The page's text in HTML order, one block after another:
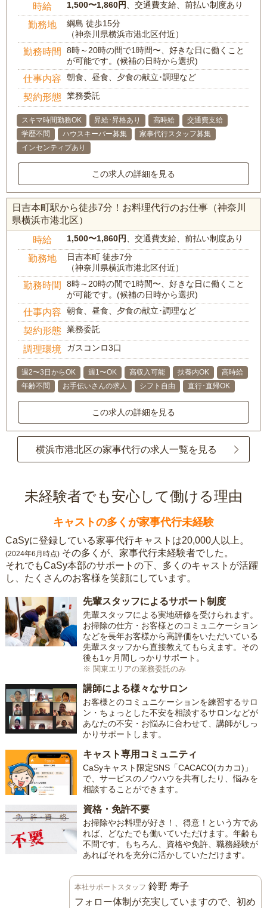
時給 1,500〜1,860円 、交通費支給、前払い制度あり
勤務地
綱島 徒歩15分
（神奈川県横浜市港北区付近）
勤務時間
8時～20時の間で1時間〜、好きな日に働くこと
が可能です。(候補の日時から選択)
仕事内容 朝食、昼食、夕食の献立･調理など
契約形態 業務委託
スキマ時間勤務OK 昇給･昇格あり 高時給
交通費支給
学歴不問
ハウスキーパー募集
家事代行スタッフ募集
インセンティブあり
この求人の詳細を見る
日吉本町駅から徒歩7分！お料理代行のお仕事（神奈川
県横浜市港北区）
時給 1,500〜1,860円 、交通費支給、前払い制度あり
勤務地
日吉本町 徒歩7分
（神奈川県横浜市港北区付近）
勤務時間
8時～20時の間で1時間〜、好きな日に働くこと
が可能です。(候補の日時から選択)
仕事内容 朝食、昼食、夕食の献立･調理など
契約形態 業務委託
調理環境 ガスコンロ3口
週2〜3日からOK 週1〜OK 高収入可能 扶養内OK
高時給
年齢不問
お手伝いさんの求人 シフト自由 直行･直帰OK
この求人の詳細を見る
横浜市港北区の家事代行の求人一覧を見る
未経験者でも安心して働ける理由
キャストの多くが家事代行未経験
CaSyに登録している家事代行キャストは20,000人以上。
(2024年6月時点) その多くが、家事代行未経験者でした。
それでもCaSy本部のサポートの下、多くのキャストが活躍
し、たくさんのお客様を笑顔にしています。
先輩スタッフによるサポート制度
先輩スタッフによる実地研修を受けられます。
お掃除の仕方・お客様とのコミュニケーション
などを長年お客様から高評価をいただいている
先輩スタッフから直接教えてもらえます。その
後も1ヶ月間しっかりサポート。
※ 関東エリアの業務委託のみ
講師による様々なサロン
お客様とのコミュニケーションを練習するサロ
ン・ちょっとした不安を相談するサロンなどが
あなたの不安・お悩みに合わせて、講師がしっ
かりサポートします。
キャスト専用コミュニティ
CaSyキャスト限定SNS「CACACO(カカコ)」
で、サービスのノウハウを共有したり、悩みを
相談することができます。
資格・免許不要
お掃除やお料理が好き！、得意！という方であ
れば、どなたでも働いていただけます。年齢も
不問です。もちろん、資格や免許、職務経験が
あればそれを充分に活かしていただけます。
本社サポートスタッフ 鈴野 寿子
フォロー体制が充実していますので、初め